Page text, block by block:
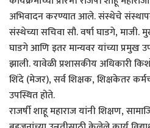
अभिवादन करण्यात आले. संस्थेचे
संस्थेच्या सचिवा सौ. वर्षा घाडगे,
घाडगे आणि इतर मान्यवर यांच्या प्रमुख
झाली. यावेळी प्रशासकीय अधिकारी
शिंदे (मेजर), सर्व शिक्षक, शिक्षकेतर
उपस्थित होते.
राजर्षी शाहू महाराज यांनी शिक्षण,